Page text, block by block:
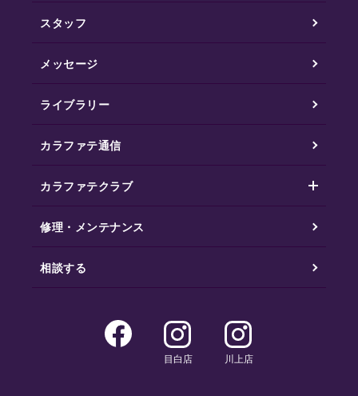
スタッフ
メッセージ
ライブラリー
カラファテ通信
カラファテクラブ
修理・メンテナンス
相談する
目白店 川上店